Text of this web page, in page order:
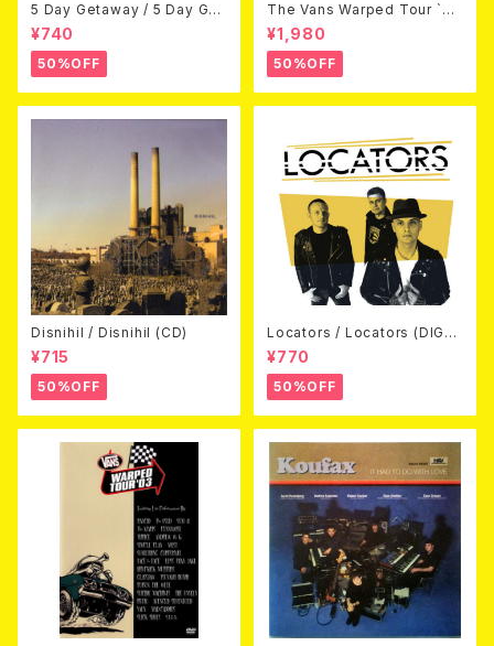
5 Day Getaway / 5 Day Get
away (CDEP)
¥740
50%OFF
The Vans Warped Tour `04
Beyond Warped (国内盤DV
D)
¥1,980
50%OFF
Disnihil / Disnihil (CD)
¥715
50%OFF
Locators / Locators (DIGPA
CK CD)
¥770
50%OFF